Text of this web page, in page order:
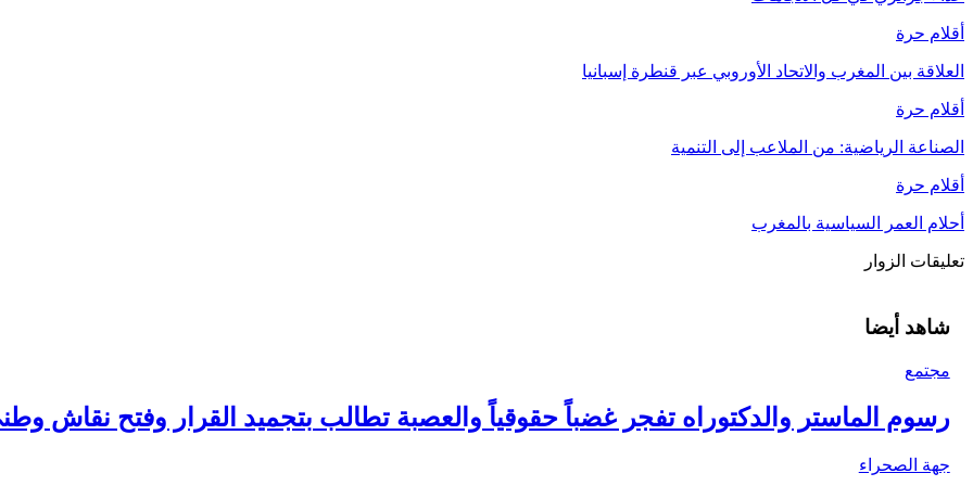
أقلام حرة
العلاقة بين المغرب والاتحاد الأوروبي عبر قنطرة إسبانيا
أقلام حرة
الصناعة الرياضية: من الملاعب إلى التنمية
أقلام حرة
أحلام العمر السياسية بالمغرب
تعليقات الزوار
شاهد أيضا
مجتمع
رسوم الماستر والدكتوراه تفجر غضباً حقوقياً والعصبة تطالب بتجميد القرار وفتح نقاش
جهة الصحراء